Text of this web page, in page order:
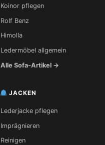
Koinor pflegen
Rolf Benz
Himolla
Ledermöbel allgemein
Alle Sofa-Artikel →
JACKEN
Lederjacke pflegen
Imprägnieren
Reinigen